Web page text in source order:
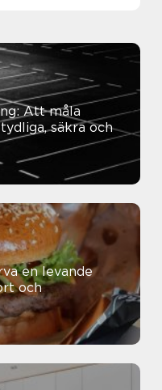
Att måla
säkra och
och